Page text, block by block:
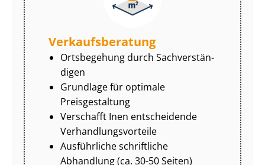
Ver­kaufs­be­ra­tung
Ortsbegehung durch Sach­ver­stän­
di­gen
Grundlage für optimale
Preisgestaltung
Verschafft Inen entscheidende
Ver­hand­lungs­vor­tei­le
Ausführliche schriftliche
Abhandlung (ca. 30-50 Seiten)